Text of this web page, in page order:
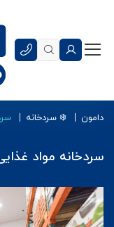
دامون ❄️ سردخانه
سردخانه مواد